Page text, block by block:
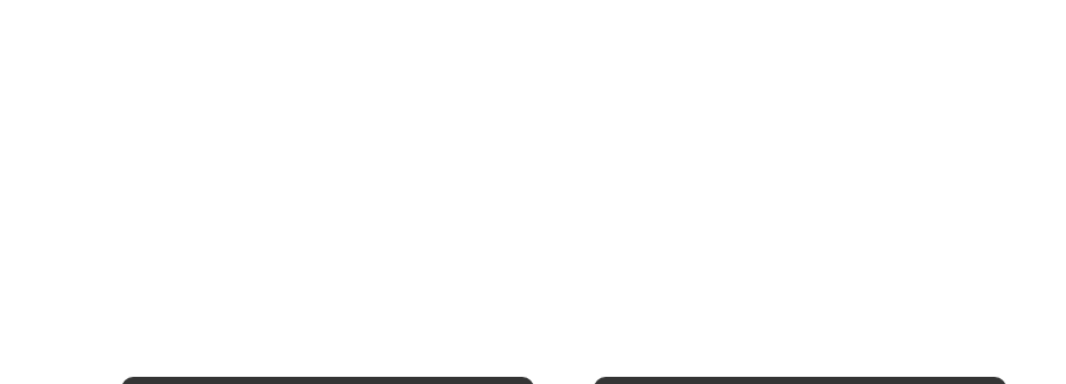
Camisa Branca